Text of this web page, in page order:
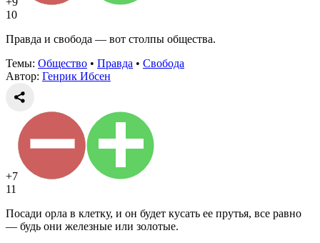
10
Правда и свобода — вот столпы общества.
Темы: Общество • Правда • Свобода
Автор: Генрик Ибсен
+7
11
Посади орла в клетку, и он будет кусать ее прутья, все равно
— будь они железные или золотые.